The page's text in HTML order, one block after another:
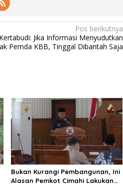
Pos berikutnya
Jika Informasi Menyudutkan
Pemda KBB, Tinggal Dibantah Saja
Bukan Kurangi Pembangunan, Ini
Alasan Pemkot Cimahi Lakukan